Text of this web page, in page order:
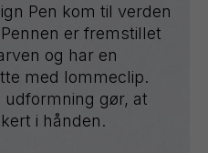
Pen kom til verden
Pennen er fremstillet
og har en
med lommeclip.
gør, at
i hånden.